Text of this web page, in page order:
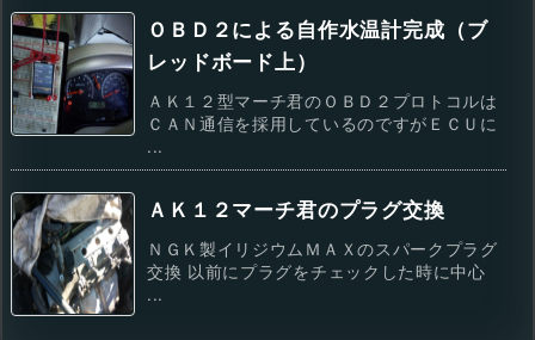
ＯＢＤ２による自作水温計完成（ブ
レッドボード上）
ＡＫ１２型マーチ君のＯＢＤ２プロトコルは
ＣＡＮ通信を採用しているのですがＥＣＵに
...
ＡＫ１２マーチ君のプラグ交換
ＮＧＫ製イリジウムＭＡＸのスパークプラグ
交換 以前にプラグをチェックした時に中心
...